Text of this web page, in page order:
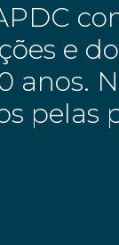
e
anos.
pelas